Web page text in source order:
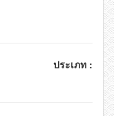
ประเภท :